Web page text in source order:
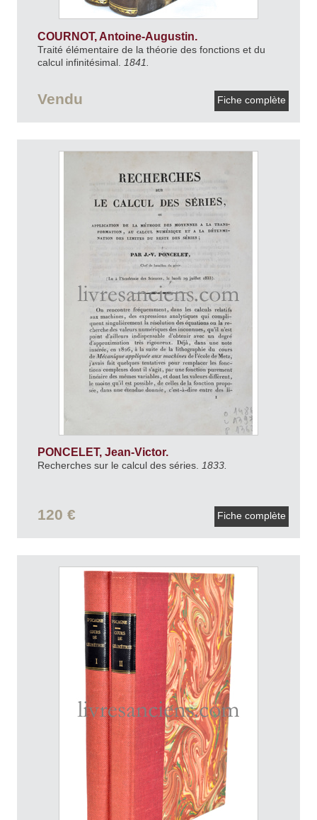
COURNOT, Antoine-Augustin.
Traité élémentaire de la théorie des fonctions et du
calcul infinitésimal.
1841.
Vendu Fiche complète
PONCELET, Jean-Victor.
Recherches sur le calcul des séries. 1833.
120 € Fiche complète